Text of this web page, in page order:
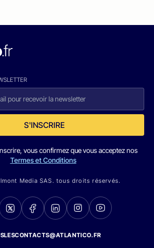
S'INSCRIRE
vous confirmez que vous acceptez nos
Termes et Conditions
Media SAS. tous droits réservés.